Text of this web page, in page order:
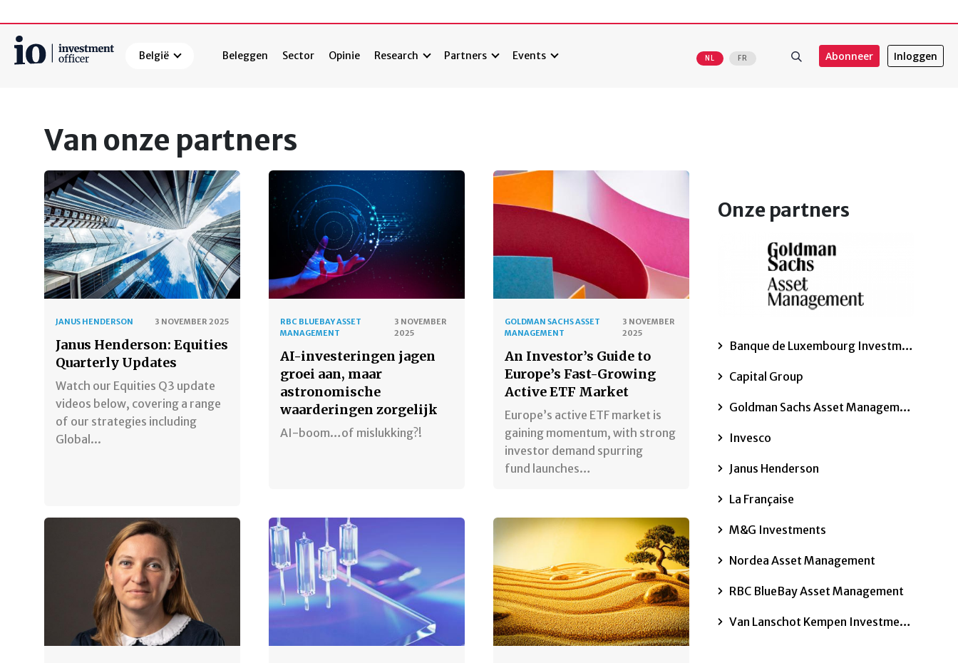
België Beleggen Sector Opinie Research Partners Events NL FR Abonneer Inloggen
Van onze partners
JANUS HENDERSON 3 NOVEMBER 2025
Janus Henderson: Equities
Quarterly Updates
Watch our Equities Q3 update
videos below, covering a range
of our strategies including
Global...
RBC BLUEBAY ASSET
MANAGEMENT
3 NOVEMBER
2025
AI-investeringen jagen
groei aan, maar
astronomische
waarderingen zorgelijk
AI-boom…of mislukking?!
GOLDMAN SACHS ASSET
MANAGEMENT
3 NOVEMBER
2025
An Investor’s Guide to
Europe’s Fast-Growing
Active ETF Market
Europe’s active ETF market is
gaining momentum, with strong
investor demand spurring
fund launches…
Onze partners
Banque de Luxembourg Investments
Capital Group
Goldman Sachs Asset Management
Invesco
Janus Henderson
La Française
M&G Investments
Nordea Asset Management
RBC BlueBay Asset Management
Van Lanschot Kempen Investment Management